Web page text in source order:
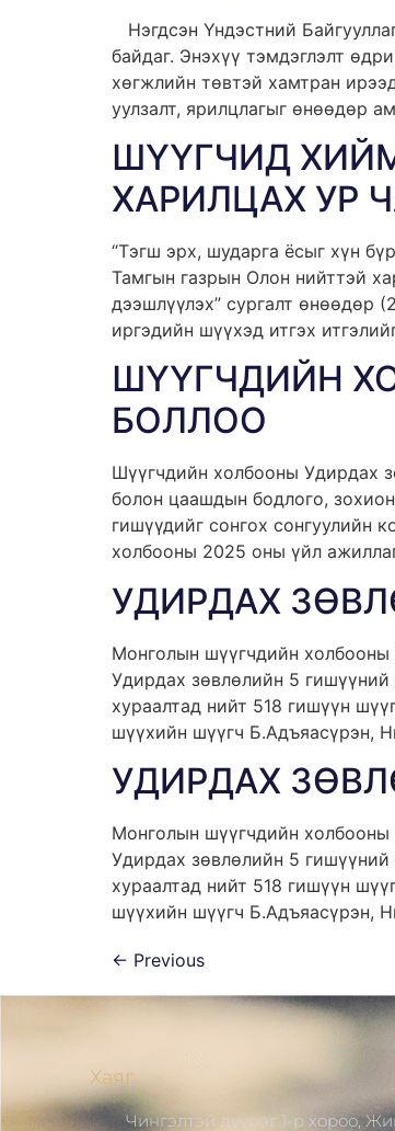
Нэгдсэн Үндэстний
байдаг. Энэхүү тэмдэглэлт
хөгжлийн төвтэй хамтран
уулзалт, ярилцлагыг өнөөдөр
ШҮҮГЧИД
ХАРИЛЦАХ УР
“Тэгш эрх, шударга ёсыг хүн
Тамгын газрын Олон нийттэй
дээшлүүлэх” сургалт өнөөдөр
иргэдийн шүүхэд итгэх
ШҮҮГЧДИЙН
БОЛЛОО
Шүүгчдийн холбооны Удирдах
болон цаашдын бодлого,
гишүүдийг сонгох сонгуулийн
холбооны 2025 оны үйл
УДИРДАХ
Монголын шүүгчдийн холбооны
Удирдах зөвлөлийн 5 гишүүний
хураалтад нийт 518 гишүүн
шүүхийн шүүгч Б.Адъяасүрэн,
УДИРДАХ
Монголын шүүгчдийн холбооны
Удирдах зөвлөлийн 5 гишүүний
хураалтад нийт 518 гишүүн
шүүхийн шүүгч Б.Адъяасүрэн,
← Previous
Хаяг
Чингэлтэй дүүрэг 1-р хороо,